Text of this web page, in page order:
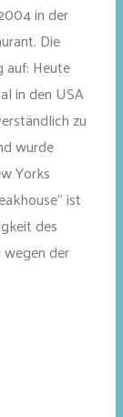
in der
Die
auf: Heute
in den USA
zu
wurde
Yorks
ist
des
wegen der